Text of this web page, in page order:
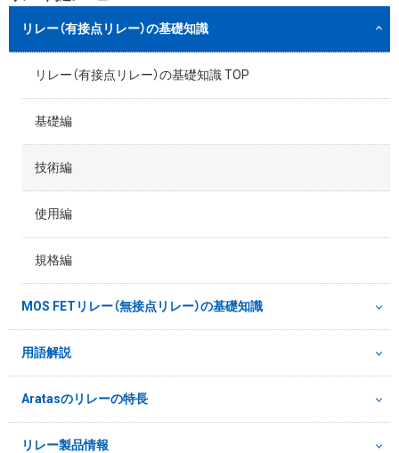
リレー（有接点リレー）の基礎知識
リレー（有接点リレー）の基礎知識 TOP
基礎編
技術編
使用編
規格編
MOS FETリレー（無接点リレー）の基礎知識
用語解説
Aratasのリレーの特長
リレー製品情報